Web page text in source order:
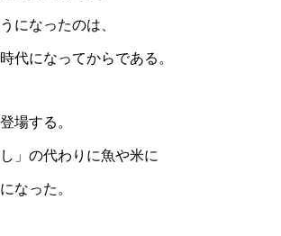
になったのは、
代になってからである。
場する。
」の代わりに魚や米に
なった。